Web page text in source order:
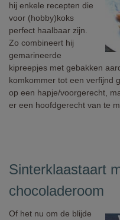
hij enkele recepten die
voor (hobby)koks
perfect haalbaar zijn.
Zo combineert hij
gemarineerde
kipreepjes met gebakken
komkommer tot een verfijnd
op een hapje/voorgerecht,
er een hoofdgerecht van te
Sinterklaastaart
chocoladeroom
Of het nu om de blijde